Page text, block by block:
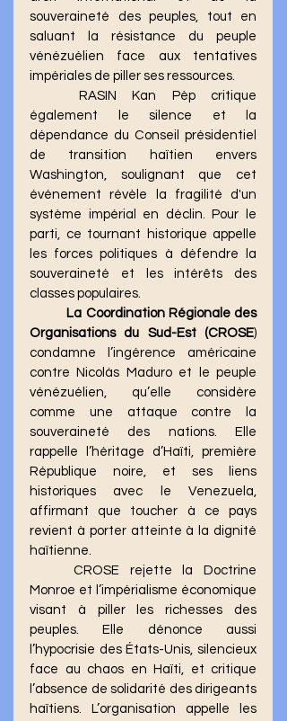
souveraineté des peuples, tout en
saluant la résistance du peuple
vénézuélien face aux tentatives
impériales de piller ses ressources.
également le silence et la
dépendance du Conseil présidentiel
de transition haïtien envers
Washington, soulignant que cet
événement révèle la fragilité d'un
système impérial en déclin. Pour le
parti, ce tournant historique appelle
les forces politiques à défendre la
souveraineté et les intérêts des
classes populaires.
La Coordination Régionale des
Organisations du Sud-Est (CROSE)
condamne l’ingérence américaine
contre Nicolás Maduro et le peuple
vénézuélien, qu’elle considère
comme une attaque contre la
souveraineté des nations. Elle
rappelle l’héritage d’Haïti, première
République noire, et ses liens
historiques avec le Venezuela,
affirmant que toucher à ce pays
revient à porter atteinte à la dignité
haïtienne.
Monroe et l’impérialisme économique
visant à piller les richesses des
peuples. Elle dénonce aussi
l’hypocrisie des États-Unis, silencieux
face au chaos en Haïti, et critique
l’absence de solidarité des dirigeants
haïtiens. L’organisation appelle les